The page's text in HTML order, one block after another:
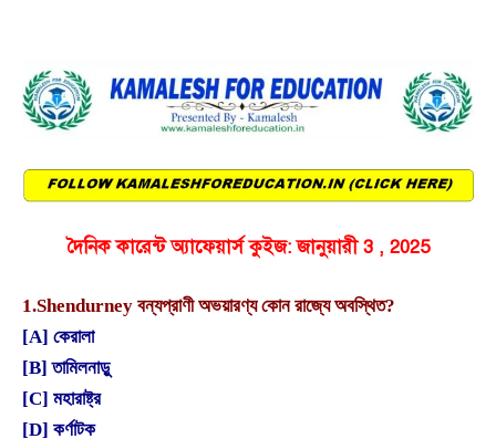
দৈনিক কারেন্ট অ্যাফেয়ার্স কুইজ: জানুয়ারী 3 , 2025
1.Shendurney বন্যপ্রাণী অভয়ারণ্য কোন রাজ্যে অবস্থিত?
[A] কেরালা
[B] তামিলনাড়ু
[C] মহারাষ্ট্র
[D] কর্ণাটক